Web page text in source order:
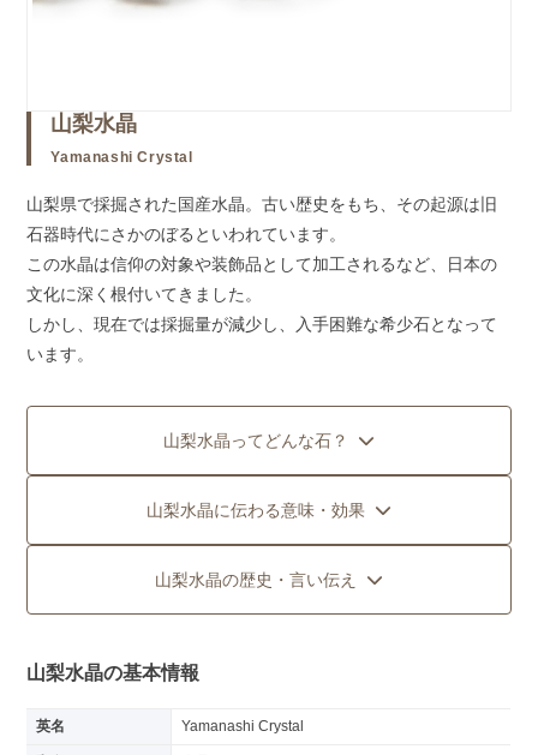
山梨水晶
Yamanashi Crystal
山梨県で採掘された国産水晶。古い歴史をもち、その起源は旧
石器時代にさかのぼるといわれています。
この水晶は信仰の対象や装飾品として加工されるなど、日本の
文化に深く根付いてきました。
しかし、現在では採掘量が減少し、入手困難な希少石となって
います。
山梨水晶ってどんな石？
山梨水晶に伝わる意味・効果
山梨水晶の歴史・言い伝え
山梨水晶の基本情報
英名 Yamanashi Crystal